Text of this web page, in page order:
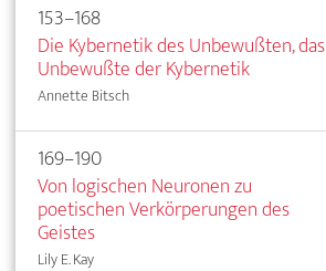
153–168
Die Kybernetik des Unbewußten, das
Unbewußte der Kybernetik
Annette Bitsch
169–190
Von logischen Neuronen zu
poetischen Verkörperungen des
Geistes
Lily E. Kay